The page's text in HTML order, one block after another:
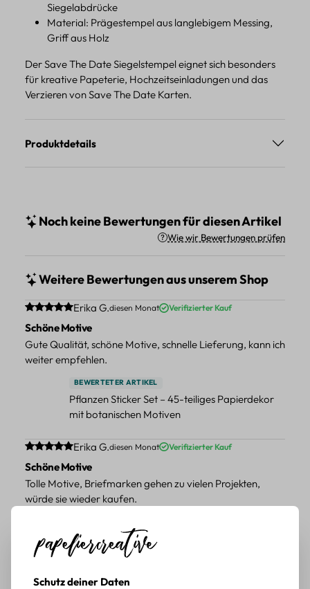
Siegelabdrücke
Material: Prägestempel aus langlebigem Messing,
Griff aus Holz
Der Save The Date Siegelstempel eignet sich besonders
für kreative Papeterie, Hochzeitseinladungen und das
Verzieren von Save The Date Karten.
Produktdetails
Noch keine Bewertungen für diesen Artikel
Wie wir Bewertungen prüfen
Weitere Bewertungen aus unserem Shop
Durchschnittliche Bewertung von 5 von 5 Sternen
Erika G.diesen Monat Verifizierter Kauf
Schöne Motive
Gute Qualität, schöne Motive, schnelle Lieferung, kann ich
weiter empfehlen.
BEWERTETER ARTIKEL
Pflanzen Sticker Set – 45-teiliges Papierdekor
mit botanischen Motiven
Durchschnittliche Bewertung von 5 von 5 Sternen
Erika G.diesen Monat Verifizierter Kauf
Schöne Motive
Tolle Motive, Briefmarken gehen zu vielen Projekten,
würde sie wieder kaufen.
Retro Briefmarken Sticker Set – 45 Papier-
Sticker mit Wald- und Tiermotiven
Durchschnittliche Bewertung von 5 von 5 Sternen
Erika G.diesen Monat
Schutz deiner Daten